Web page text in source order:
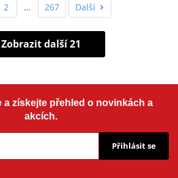
2 … 267 Další
Zobrazit další 21
a získejte přehled o novinkách a
akcích.
Přihlásit se